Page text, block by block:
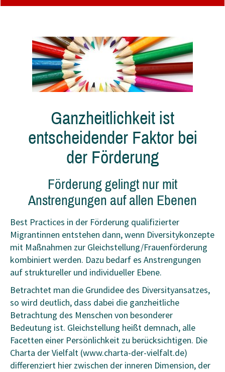
Ganzheitlichkeit ist
entscheidender Faktor bei
der Förderung
Förderung gelingt nur mit
Anstrengungen auf allen Ebenen
Best Practices in der Förderung qualifizierter
Migrantinnen entstehen dann, wenn Diversitykonzepte
mit Maßnahmen zur Gleichstellung/Frauenförderung
kombiniert werden. Dazu bedarf es Anstrengungen
auf struktureller und individueller Ebene.
Betrachtet man die Grundidee des Diversityansatzes,
so wird deutlich, dass dabei die ganzheitliche
Betrachtung des Menschen von besonderer
Bedeutung ist. Gleichstellung heißt demnach, alle
Facetten einer Persönlichkeit zu berücksichtigen. Die
Charta der Vielfalt (www.charta-der-vielfalt.de)
differenziert hier zwischen der inneren Dimension, der